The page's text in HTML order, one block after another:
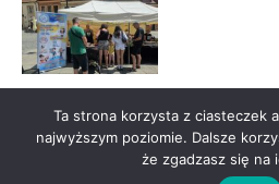
Ta strona korzysta z ciasteczek
najwyższym poziomie. Dalsze
że zgadzasz się na